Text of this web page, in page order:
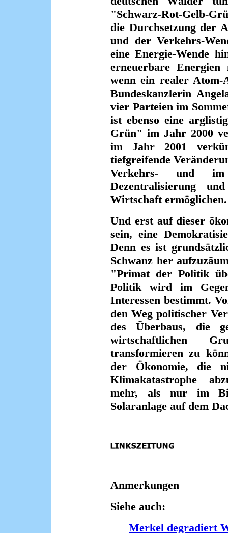
"Schwarz-Rot-Gelb-
die Durchsetzung der
und der Verkehrs-
eine Energie-Wende
erneuerbare
wenn ein realer
Bundeskanzlerin
vier Parteien im
ist ebenso eine
Grün" im Jahr 2000
im Jahr 2001
tiefgreifende
Verkehrs- und
Dezentralisierung
Wirtschaft ermöglichen.
Und erst auf dieser
sein, eine
Denn es ist
Schwanz her
"Primat der Politik
Politik wird im
Interessen bestimmt.
den Weg politischer
des Überbaus, die
wirtschaftlichen
transformieren zu
der Ökonomie, die
Klimakatastrophe
mehr, als nur im
Solaranlage auf dem
Anmerkungen
Siehe auch:
Merkel degradiert